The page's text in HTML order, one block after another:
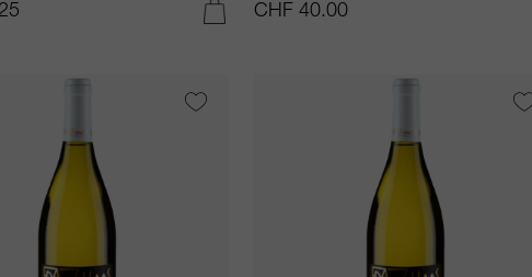
CHF 40.00